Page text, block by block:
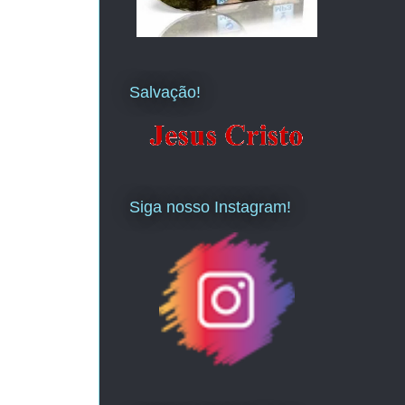
Salvação!
Siga nosso Instagram!